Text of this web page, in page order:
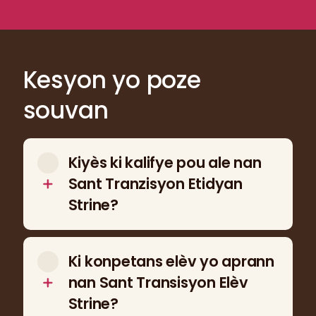
Kesyon yo poze
souvan
Kiyès ki kalifye pou ale nan
Sant Tranzisyon Etidyan
Strine?
Sant Transisyon Etidyan Strine la sèvi
etidyan ki gen laj 18–21 ane ki gen otis,
andikap entelektyèl, ak lòt bezwen sipò ki
gen rapò, e ki ap prepare pou yo fè
tranzisyon soti lekòl pou antre nan lavi adilt.
Ki konpetans elèv yo aprann
nan Sant Transisyon Elèv
Strine?